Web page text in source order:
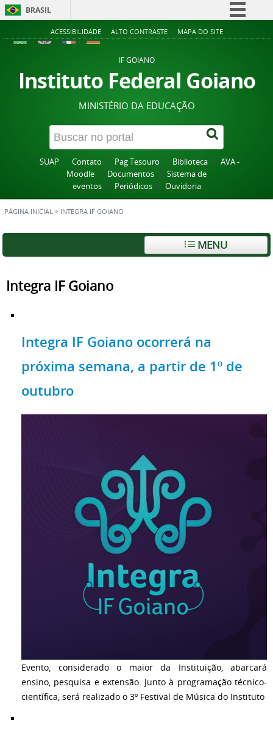
BRASIL
Simplifique!
Acesso à informação
Legislação
Canais
ACESSIBILIDADE ALTO CONTRASTE MAPA DO SITE
IF GOIANO
Instituto Federal Goiano
MINISTÉRIO DA EDUCAÇÃO
SUAP Contato Pag Tesouro Biblioteca
AVA -
Moodle
Documentos
Sistema de
eventos
Periódicos Ouvidoria
PÁGINA INICIAL > INTEGRA IF GOIANO
MENU
Integra IF Goiano
Integra IF Goiano ocorrerá na
próxima semana, a partir de 1º de
outubro
Evento, considerado o maior da Instituição, abarcará
ensino, pesquisa e extensão. Junto à programação técnico-
científica, será realizado o 3º Festival de Música do Instituto